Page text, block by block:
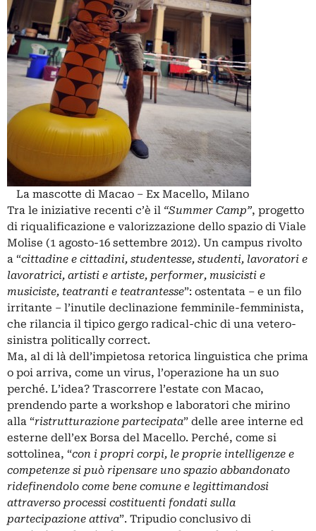
La mascotte di Macao – Ex Macello, Milano
Tra le iniziative recenti c’è il “Summer Camp”, progetto
di riqualificazione e valorizzazione dello spazio di Viale
Molise (1 agosto-16 settembre 2012). Un campus rivolto
a “cittadine e cittadini, studentesse, studenti, lavoratori e
lavoratrici, artisti e artiste, performer, musicisti e
musiciste, teatranti e teatrantesse”: ostentata – e un filo
irritante – l’inutile declinazione femminile-femminista,
che rilancia il tipico gergo radical-chic di una vetero-
sinistra politically correct.
Ma, al di là dell’impietosa retorica linguistica che prima
o poi arriva, come un virus, l’operazione ha un suo
perché. L’idea? Trascorrere l’estate con Macao,
prendendo parte a workshop e laboratori che mirino
alla “ristrutturazione partecipata” delle aree interne ed
esterne dell’ex Borsa del Macello. Perché, come si
sottolinea, “con i propri corpi, le proprie intelligenze e
competenze si può ripensare uno spazio abbandonato
ridefinendolo come bene comune e legittimandosi
attraverso processi costituenti fondati sulla
partecipazione attiva”. Tripudio conclusivo di